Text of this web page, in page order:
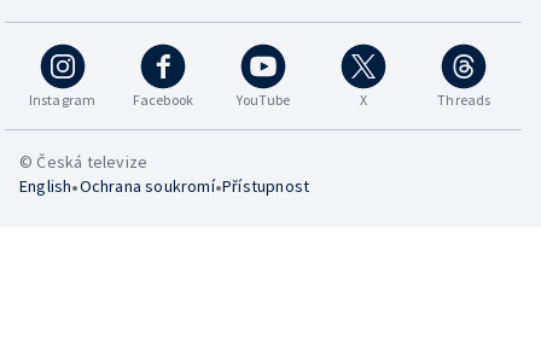
Instagram Facebook YouTube X Threads
© Česká televize
English•Ochrana soukromí•Přístupnost